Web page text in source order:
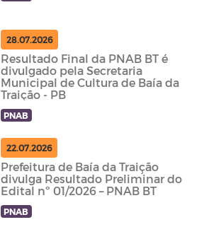
28.07.2026
Resultado Final da PNAB BT é
divulgado pela Secretaria
Municipal de Cultura de Baía da
Traição - PB
PNAB
22.07.2026
Prefeitura de Baía da Traição
divulga Resultado Preliminar do
Edital nº 01/2026 – PNAB BT
PNAB